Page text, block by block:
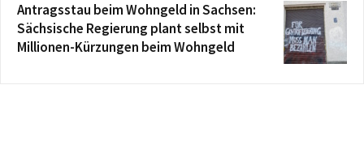
Antragsstau beim Wohngeld in Sachsen:
Sächsische Regierung plant selbst mit
Millionen-Kürzungen beim Wohngeld